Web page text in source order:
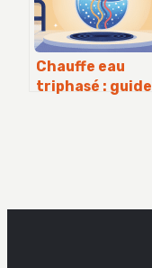
Chauffe eau
triphasé : guide